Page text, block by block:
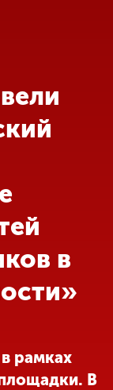
в
рамках
В